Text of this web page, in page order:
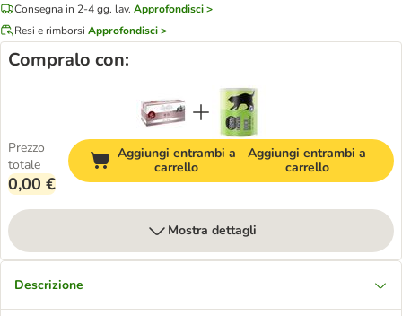
Consegna in 2-4 gg. lav. Approfondisci >
Resi e rimborsi Approfondisci >
Compralo con:
Prezzo
totale
0,00 €
Aggiungi entrambi a
carrello
Aggiungi entrambi a
carrello
Mostra dettagli
Descrizione